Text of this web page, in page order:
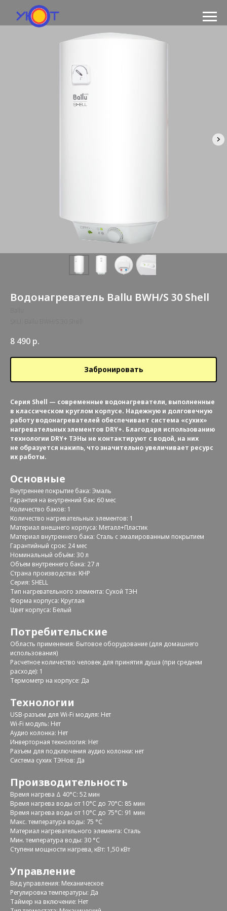
Водонагреватель Ballu BWH/S 30 Shell
8 490 р.
Забронировать
Серия Shell — современные водонагреватели, выполненные
в классическом круглом корпусе. Надежную и долговечную
работу водонагревателей обеспечивает система «сухих»
нагревательных элементов DRY+. Благодаря использованию
технологии DRY+ ТЭНы не контактируют с водой, на них
не образуется накипь, что значительно увеличивает ресурс
их работы.
Основные
Внутреннее покрытие бака: Эмаль
Гарантия на внутренний бак: 60 мес
Количество баков: 1
Количество нагревательных элементов: 1
Материал внешнего корпуса: Металл+Пластик
Материал внутреннего бака: Сталь с эмалированным покрытием
Гарантийный срок: 24 мес
Номинальный объём: 30 л
Объем внутреннего бака: 27 л
Страна производства: КНР
Серия: SHELL
Тип нагревательного элемента: Сухой ТЭН
Форма корпуса: Круглая
Цвет корпуса: Белый
Потребительские
Область применения: Бытовое оборудование (для домашнего
использования)
Расчетное количество человек для принятия душа (при среднем
расходе): 1
Термометр на корпусе: Да
Технологии
USB-разъем для Wi-Fi модуля: Нет
Wi-Fi модуль: Нет
Аудио колонка: Нет
Инверторная технология: Нет
Разъем для подключения аудио колонки: нет
Система сухих ТЭНов: Да
Производительность
Время нагрева Δ 40°С: 52 мин
Время нагрева воды от 10°С до 70°С: 85 мин
Время нагрева воды от 10°С до 75°С: 91 мин
Макс. температура воды: 75 °С
Материал нагревательного элемента: Сталь
Мин. температура воды: 30 °С
Ступени мощности нагрева, кВт: 1,50 кВт
Управление
Вид управления: Механическое
Регулировка температуры: Да
Таймер на включение: Нет